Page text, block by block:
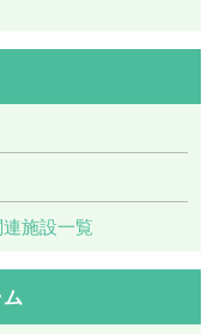
施設一覧